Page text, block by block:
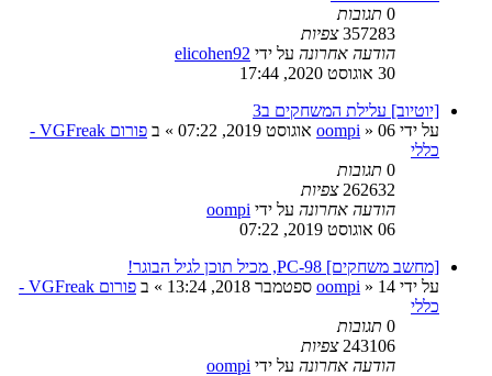
0 תגובות
357283 צפיות
הודעה אחרונה על ידי elicohen92
30 אוגוסט 2020, 17:44
[יוטיוב] עלילת המשחקים ב3
על ידי
oompi » 06 אוגוסט 2019, 07:22 » ב
פורום VGFreak -
כללי
0 תגובות
262632 צפיות
הודעה אחרונה על ידי oompi
06 אוגוסט 2019, 07:22
[מחשב משחקים] PC-98, מכיל תוכן לגיל הבוגר!
על ידי
oompi » 14 ספטמבר 2018, 13:24 » ב
פורום VGFreak -
כללי
0 תגובות
243106 צפיות
הודעה אחרונה על ידי oompi